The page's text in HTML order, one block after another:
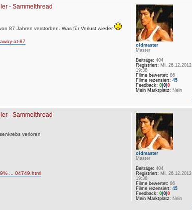
- Sammelthread
87 Jahren verstorben. Was für Verlust wieder
at-87
oldmaster
Master
Beiträge: 404
Registriert: Mi, 26.12.2012,
19:38
Filme bewertet: 86
Filme rezensiert: 45
Feedback: 0 0 0
Mein Marktplatz: Nein
- Sammelthread
verloren
... 04749.html
oldmaster
Master
Beiträge: 404
Registriert: Mi, 26.12.2012,
19:38
Filme bewertet: 86
Filme rezensiert: 45
Feedback: 0 0 0
Mein Marktplatz: Nein